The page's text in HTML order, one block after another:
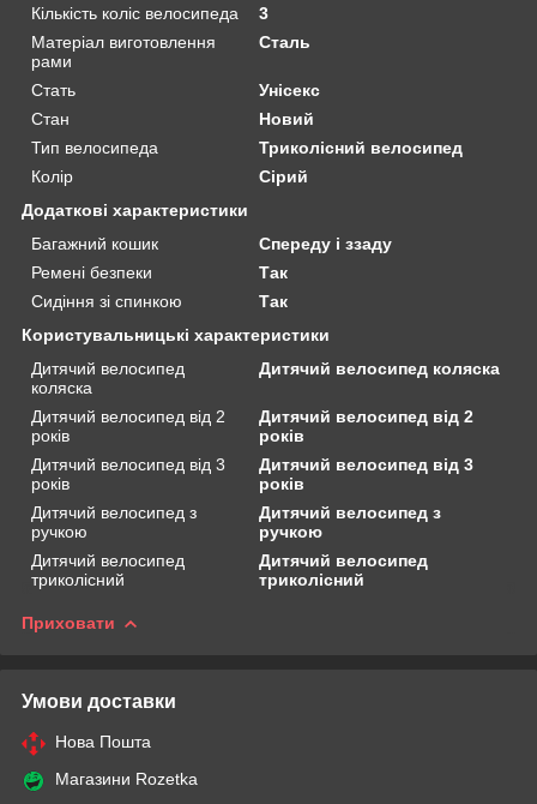
Кількість коліс велосипеда
3
Матеріал виготовлення
рами
Сталь
Стать
Унісекс
Стан
Новий
Тип велосипеда
Триколісний велосипед
Колір
Сірий
Додаткові характеристики
Багажний кошик
Спереду і ззаду
Ремені безпеки
Так
Сидіння зі спинкою
Так
Користувальницькі характеристики
Дитячий велосипед
коляска
Дитячий велосипед коляска
Дитячий велосипед від 2
років
Дитячий велосипед від 2
років
Дитячий велосипед від 3
років
Дитячий велосипед від 3
років
Дитячий велосипед з
ручкою
Дитячий велосипед з
ручкою
Дитячий велосипед
триколісний
Дитячий велосипед
триколісний
Приховати
Умови доставки
Нова Пошта
Магазини Rozetka